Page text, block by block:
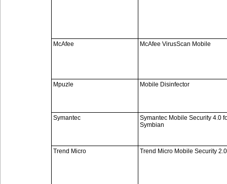
McAfee McAfee VirusScan Mobile
Mpuzle Mobile Disinfector
Symantec
Symantec Mobile Security 4.0
Symbian
Trend Micro Trend Micro Mobile Security 2.0